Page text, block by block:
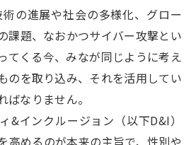
の進展や社会の多様化、グロー
課題、なおかつサイバー攻撃とい
てくる今、みなが同じように考え
のを取り込み、それを活用してい
ばなりません。
&インクルージョン（以下D&I）
高めるのが本来の主旨で、性別や